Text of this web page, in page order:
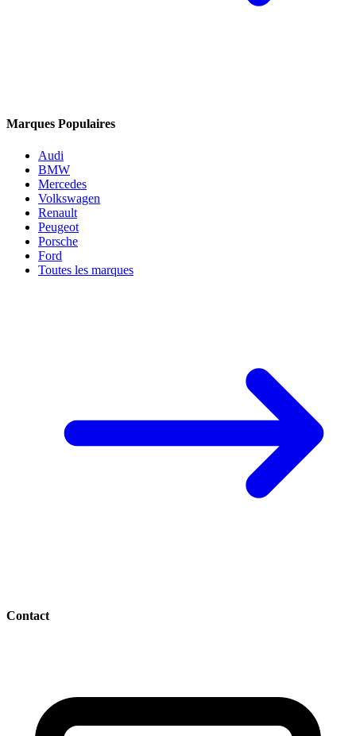
Marques Populaires
Audi
BMW
Mercedes
Volkswagen
Renault
Peugeot
Porsche
Ford
Toutes les marques
Contact